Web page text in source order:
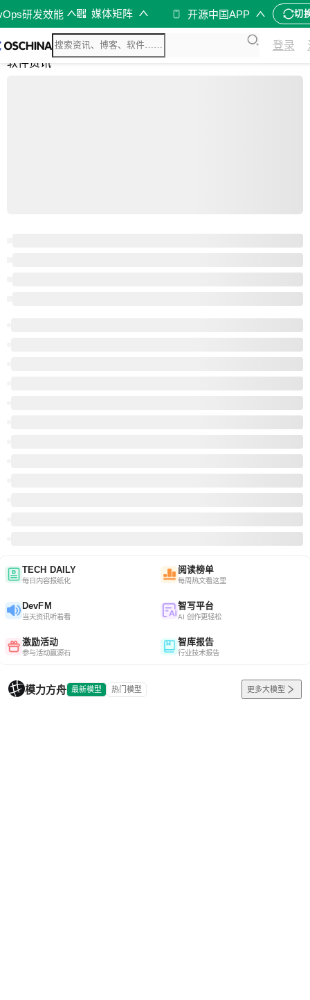
研发效能 媒体矩阵 开源中国APP 切
登录
综合
开源资讯
软件资讯
TECH DAILY
每日内容报纸化
阅读榜单
每周热文看这里
DevFM
当天资讯听着看
智写平台
AI 创作更轻松
激励活动
参与活动赢源石
智库报告
行业技术报告
模力方舟 最新模型 热门模型 更多大模型